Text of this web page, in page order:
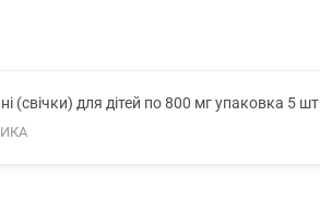
(свічки) для дітей по 800 мг упаковка 5 шт